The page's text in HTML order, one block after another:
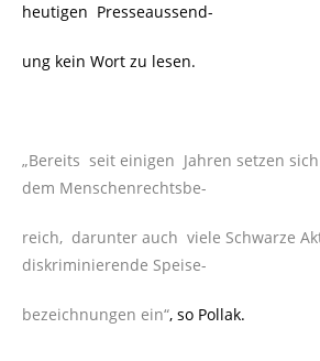
heutigen Presseaussend-
ung kein Wort zu lesen.
„Bereits seit einigen Jahren setzen
dem Menschenrechtsbe-
reich, darunter auch viele Schwarze
diskriminierende Speise-
bezeichnungen ein“, so Pollak.